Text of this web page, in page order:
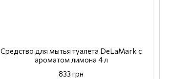
Средство для мытья туалета DeLaMark с
ароматом лимона 4 л
833 грн